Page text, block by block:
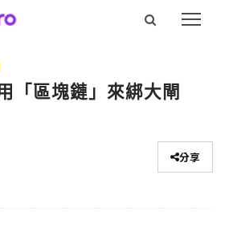
「區塊鏈」來綁大閘
分享